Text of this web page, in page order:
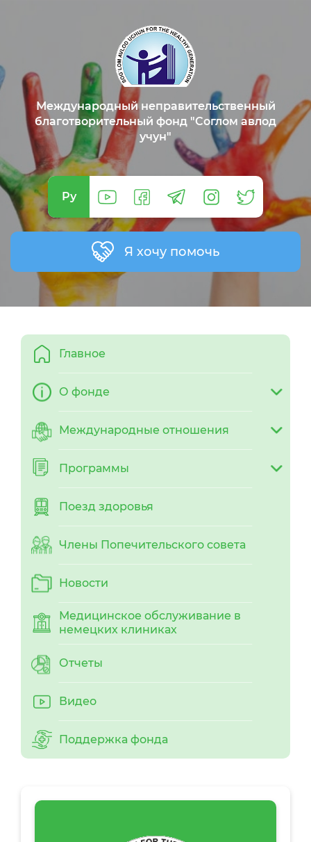
Международный неправительственный
благотворительный фонд "Соглом авлод
учун"
Ру
Я хочу помочь
Главное
О фонде
Международные отношения
Программы
Поезд здоровья
Члены Попечительского совета
Новости
Медицинское обслуживание в
немецких клиниках
Отчеты
Видео
Поддержка фонда